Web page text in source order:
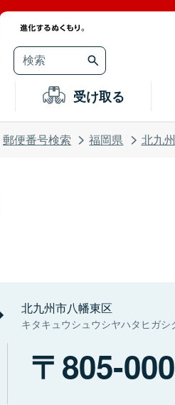
受け取る
郵便番号検索 福岡県 北九
北九州市八幡東区
キタキュウシュウシヤハタヒガシ
805-